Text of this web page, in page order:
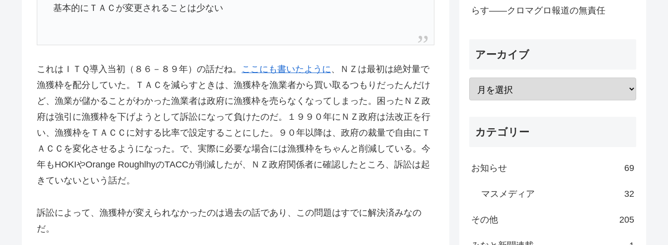
基本的にＴＡＣが変更されることは少ない
これはＩＴＱ導入当初（８６－８９年）の話だね。 ここにも書いたように、ＮＺは最初は絶対量で
漁獲枠を配分していた。ＴＡＣを減らすときは、漁獲枠を漁業者から買い取るつもりだったんだけ
ど、漁業が儲かることがわかった漁業者は政府に漁獲枠を売らなくなってしまった。困ったＮＺ政
府は強引に漁獲枠を下げようとして訴訟になって負けたのだ。１９９０年にＮＺ政府は法改正を行
い、漁獲枠をＴＡＣＣに対する比率で設定することにした。９０年以降は、政府の裁量で自由にＴ
ＡＣＣを変化させるようになった。で、実際に必要な場合には漁獲枠をちゃんと削減している。今
年もHOKIやOrange RoughlhyのTACCが削減したが、ＮＺ政府関係者に確認したところ、訴訟は起
きていないという話だ。
訴訟によって、漁獲枠が変えられなかったのは過去の話であり、この問題はすでに解決済みなの
だ。
らす――クロマグロ報道の無責任
アーカイブ
カテゴリー
お知らせ 69
マスメディア 32
その他 205